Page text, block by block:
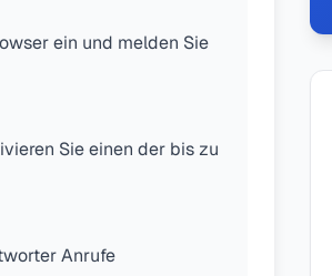
ein und melden Sie
Sie einen der bis zu
Anrufe